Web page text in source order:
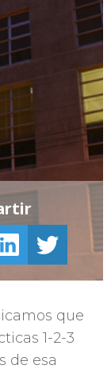
que
1-2-3
de esa